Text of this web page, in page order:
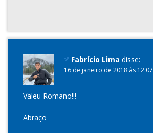
Fabrício Lima disse:
16 de janeiro de 2018 às 12:07
Valeu Romano!!!
Abraço